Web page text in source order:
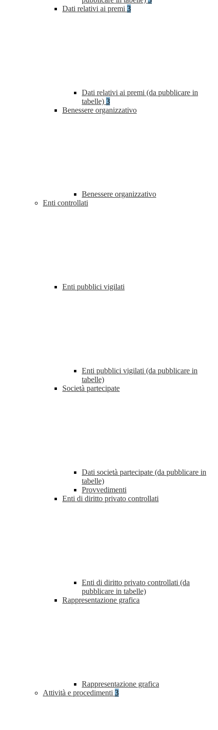
Dati relativi ai premi 3
Dati relativi ai premi (da pubblicare in
tabelle) 3
Benessere organizzativo
Benessere organizzativo
Enti controllati
Enti pubblici vigilati
Enti pubblici vigilati (da pubblicare in
tabelle)
Società partecipate
Dati società partecipate (da pubblicare in
tabelle)
Provvedimenti
Enti di diritto privato controllati
Enti di diritto privato controllati (da
pubblicare in tabelle)
Rappresentazione grafica
Rappresentazione grafica
Attività e procedimenti 3